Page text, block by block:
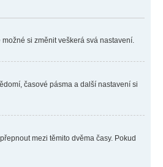
si změnit veškerá svá nastavení.
časové pásma a další nastavení si
mezi těmito dvěma časy. Pokud